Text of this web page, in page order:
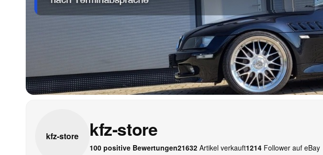
kfz-store kfz-store
100 positive Bewertungen21632 Artikel verkauft1214 Follower auf eBay